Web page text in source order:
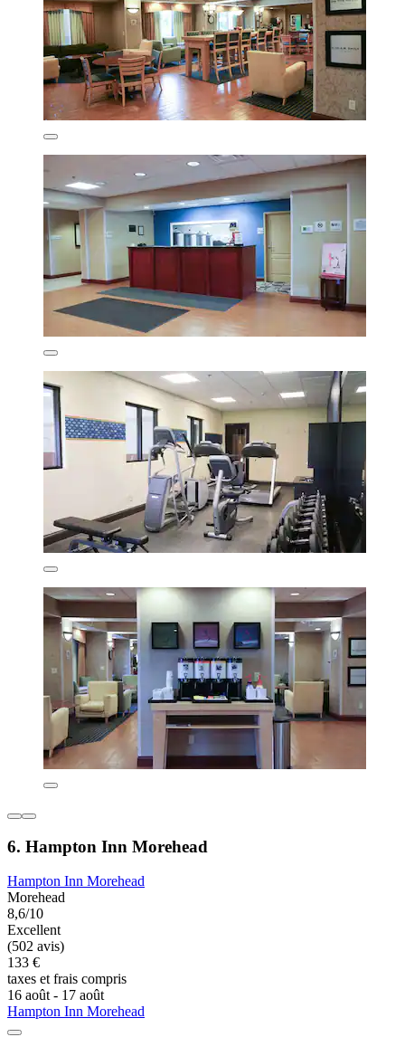
6. Hampton Inn Morehead
Hampton Inn Morehead
Morehead
8,6/10
Excellent
(502 avis)
133 €
taxes et frais compris
16 août - 17 août
Hampton Inn Morehead